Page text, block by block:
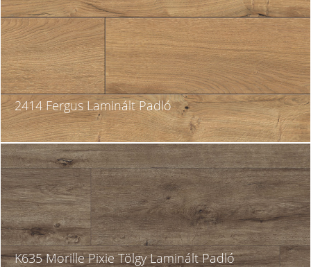
2414 Fergus Laminált Padló
K635 Morille Pixie Tölgy Laminált Padló